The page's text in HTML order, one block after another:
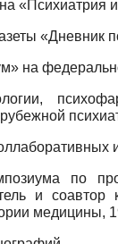
«Психиатрия
«Дневник
на
по
и соавтор
медицины,